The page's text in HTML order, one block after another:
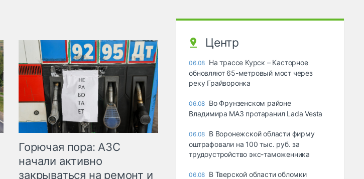
Горючая пора: АЗС
начали активно
закрываться на ремонт и
Центр
06.08 На трассе Курск – Касторное
обновляют 65-метровый мост через
реку Грайворонка
06.08 Во Фрунзенском районе
Владимира МАЗ протаранил Lada Vesta
06.08 В Воронежской области фирму
оштрафовали на 100 тыс. руб. за
трудоустройство экс-таможенника
06.08 В Тверской области обломки